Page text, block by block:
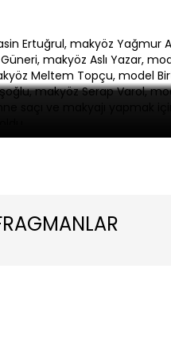
Ertuğrul, makyöz Yağmur
makyöz Aslı Yazar,
Meltem Topçu, model
makyöz Serap Varol,
saçı ve makyajı yapmak için